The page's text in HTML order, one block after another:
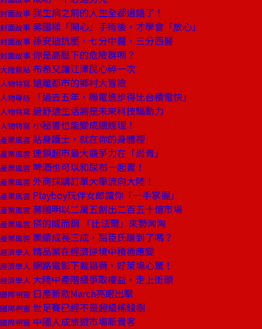
封面故事 我生病之前的人生全都過錯了！
封面故事 蔣國樑「開心」手術後，才學會「放心」
封面故事 孫安迪抗壓，七分中醫，三分西醫
封面故事 你是高壓下的危險群嗎？
大陸焦點 布希又讓江澤民心碎一次
人物特寫 遠離都市的鄉村大冒險
人物專訪 「過去五年，聯電進步得比台積電快」
人物特寫 過舒適生活將是未來科技驅動力
人物特寫 小秘書也能變成總經理！
產業風雲 貼身護士，就在你的身體裡
產業風雲 連鎖超市最大競爭力在「尚青」
產業風雲 啤酒也可以和尿布一起賣！
產業風雲 外商採購訂單大舉流向大陸！
產業風雲 Playboy玩伴女郎讓你「一手掌握」
產業風雲 蔣國明以二萬五創出二百五十億市場
產業風雲 搽的威而鋼 「比法爾」來勢洶洶
產業風雲 業績成長三成，屈臣氏賺到了嗎？
經濟學人 精品業在經濟逆境中積極應變
經濟學人 網路電影下載猖獗，好萊塢心驚！
經濟學人 大陸中產階級爭取權益，走上街頭
國際視窗 日產新款March亮眼出擊
國際視窗 世足賽已經不是超級搖錢樹
國際視窗 中國人成旅遊市場新貴客